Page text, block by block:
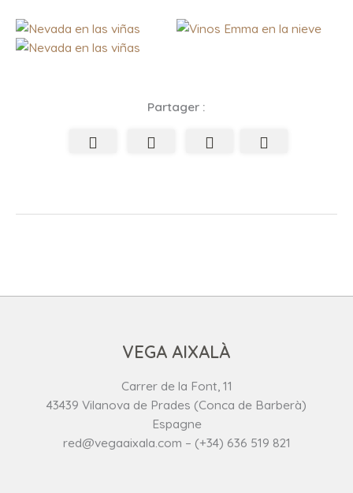
Partager :
VEGA AIXALÀ
Carrer de la Font, 11
43439 Vilanova de Prades (Conca de Barberà)
Espagne
red@vegaaixala.com – (+34) 636 519 821